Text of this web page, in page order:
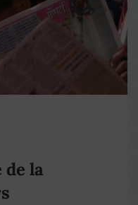
de la